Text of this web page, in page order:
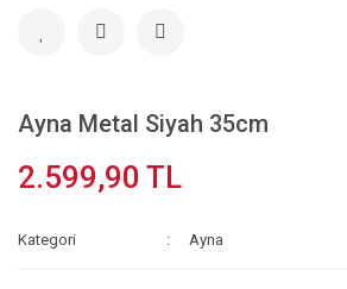
Ayna Metal Siyah 35cm
2.599,90 TL
Kategori Ayna